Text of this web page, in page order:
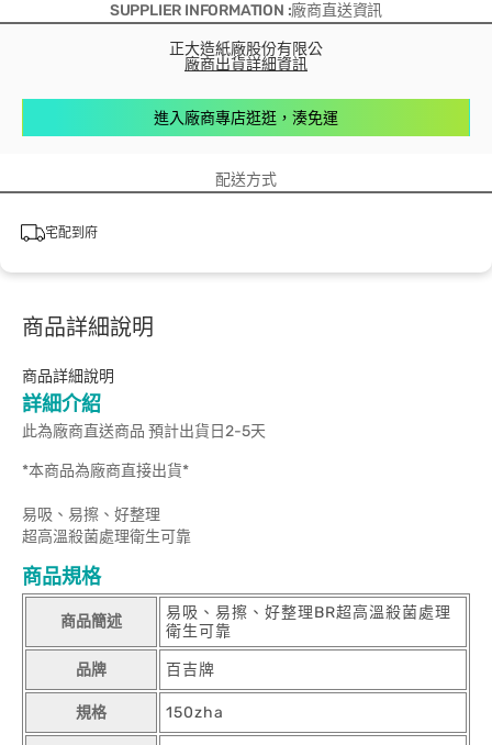
SUPPLIER INFORMATION :廠商直送資訊
正大造紙廠股份有限公
廠商出貨詳細資訊
進入廠商專店逛逛，湊免運
配送方式
宅配到府
商品詳細說明
商品詳細說明
詳細介紹
此為廠商直送商品 預計出貨日2-5天
*本商品為廠商直接出貨*
易吸、易擦、好整理
超高溫殺菌處理衛生可靠
商品規格
商品簡述
易吸、易擦、好整理BR超高溫殺菌處理
衛生可靠
品牌 百吉牌
規格 150zha